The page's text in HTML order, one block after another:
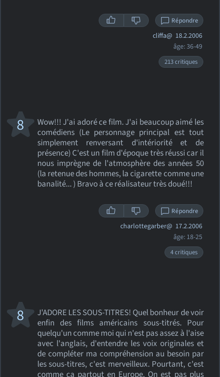
Répondre
cliffa@ 18.2.2006
âge: 36-49
213 critiques
Wow!!! J'ai adoré ce film. J'ai beaucoup aimé les
comédiens (Le personnage principal est tout
simplement renversant d'intériorité et de
présence) C'est un film d'époque très réussi car il
nous imprègne de l'atmosphère des années 50
(la retenue des hommes, la cigarette comme une
banalité... ) Bravo à ce réalisateur très doué!!!
8
Répondre
charlottegarber@ 17.2.2006
âge: 18-25
4 critiques
J'ADORE LES SOUS-TITRES! Quel bonheur de voir
enfin des films américains sous-titrés. Pour
quelqu'un comme moi qui n'est pas assez à l'aise
avec l'anglais, d'entendre les voix originales et
de compléter ma compréhension au besoin par
les sous-titres, c'est merveilleux. Pourtant, c'est
comme ça partout en Europe. On est pas plus
8